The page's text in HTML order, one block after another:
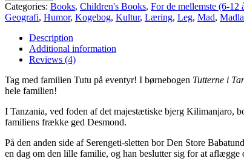
Categories: Books, Children's Books, For de mellemste (6-12
Geografi, Humor, Kogebog, Kultur, Læring, Leg, Mad,
Description
Additional information
Reviews (4)
Tag med familien Tutu på eventyr! I børnebogen Tutterne i
hele familien!
I Tanzania, ved foden af det majestætiske bjerg Kilimanjaro,
familiens frække ged Desmond.
På den anden side af Serengeti-sletten bor Den Store
en dag om den lille familie, og han beslutter sig for at aflægge